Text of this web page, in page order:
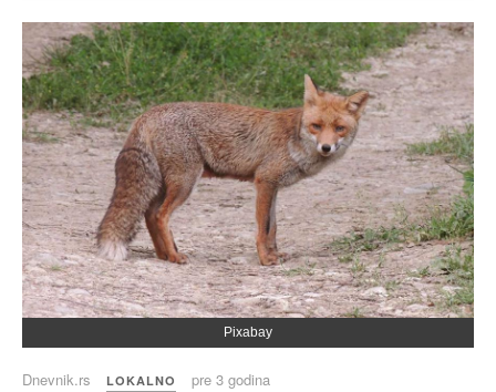
Pixabay
Dnevnik.rs LOKALNO pre 3 godina